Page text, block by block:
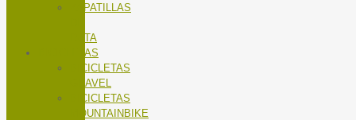
ZAPATILLAS
RUTA
BICICLETAS
BICICLETAS
GRAVEL
BICICLETAS
MOUNTAINBIKE